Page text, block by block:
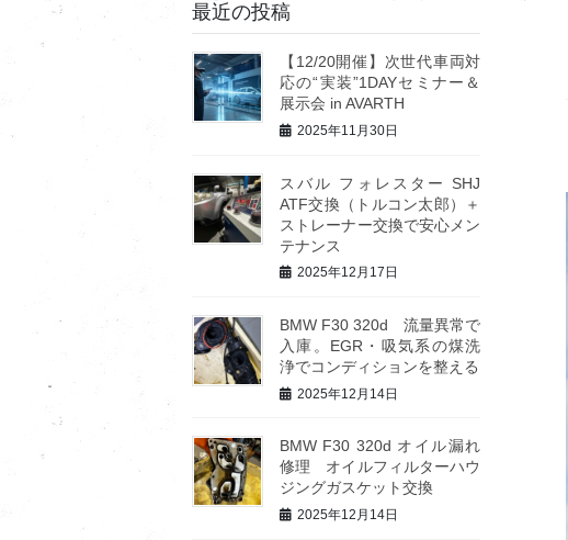
最近の投稿
【12/20開催】次世代車両対
応の“実装”1DAYセミナー＆
展示会 in AVARTH
2025年11月30日
スバル フォレスター SHJ
ATF交換（トルコン太郎）＋
ストレーナー交換で安心メン
テナンス
2025年12月17日
BMW F30 320d 流量異常で
入庫。EGR・吸気系の煤洗
浄でコンディションを整える
2025年12月14日
BMW F30 320d オイル漏れ
修理 オイルフィルターハウ
ジングガスケット交換
2025年12月14日